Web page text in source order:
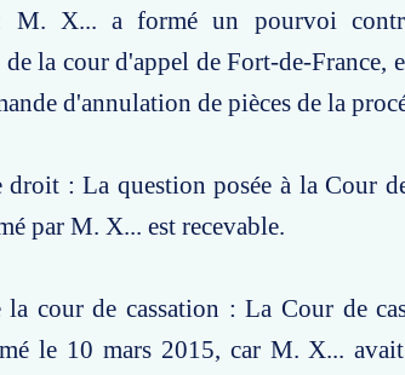
M. X... a formé un pourvoi
la cour d'appel de Fort-de-France,
d'annulation de pièces de la
droit : La question posée à la Cour
par M. X... est recevable.
la cour de cassation : La Cour de
le 10 mars 2015, car M. X...